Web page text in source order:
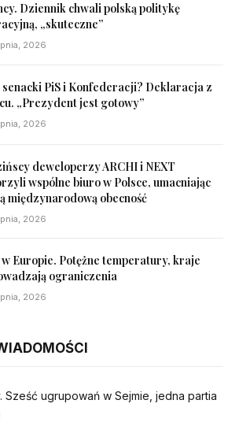
Dziennik chwali polską politykę
„skuteczne”
2026
senacki PiS i Konfederacji? Deklaracja z
„Prezydent jest gotowy”
2026
deweloperzy ARCHI i NEXT
wspólne biuro w Polsce, umacniając
międzynarodową obecność
2026
w Europie. Potężne temperatury, kraje
ograniczenia
2026